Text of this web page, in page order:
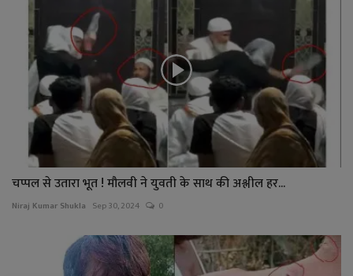
चप्पल से उतारा भूत ! मौलवी ने युवती के साथ की अश्लील हर...
Niraj Kumar Shukla Sep 30, 2024 0